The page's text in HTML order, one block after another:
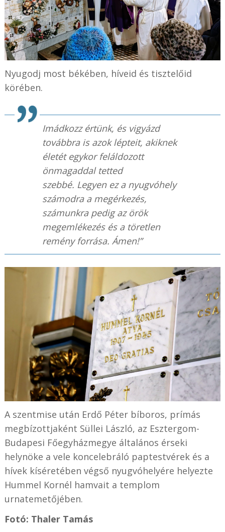
Nyugodj most békében, híveid és tisztelőid
körében.
Imádkozz értünk, és vigyázd
továbbra is azok lépteit, akiknek
életét egykor feláldozott
önmagaddal tetted
szebbé. Legyen ez a nyugvóhely
számodra a megérkezés,
számunkra pedig az örök
megemlékezés és a töretlen
remény forrása. Ámen!”
A szentmise után Erdő Péter bíboros, prímás
megbízottjaként Süllei László, az Esztergom-
Budapesi Főegyházmegye általános érseki
helynöke a vele koncelebráló paptestvérek és a
hívek kíséretében végső nyugvóhelyére helyezte
Hummel Kornél hamvait a templom
urnatemetőjében.
Fotó: Thaler Tamás